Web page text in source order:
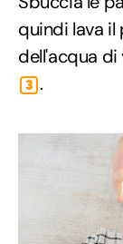
quindi lava
dell'acqua
3 .